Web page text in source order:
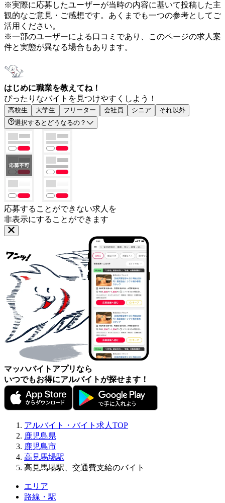
※実際に応募したユーザーが当時の内容に基いて投稿した主
観的なご意見・ご感想です。あくまでも一つの参考としてご
活用ください。
※一部のユーザーによる口コミであり、このページの求人案
件と実態が異なる場合もあります。
はじめに職業を教えてね！
ぴったりなバイトを見つけやすくしよう！
高校生 大学生 フリーター 会社員 シニア
それ以外
選択するとどうなるの？
応募することができない求人を
非表示にすることができます
マッハバイトアプリなら
いつでもお得にアルバイトが探せます！
アルバイト・バイト求人TOP
鹿児島県
鹿児島市
高見馬場駅
高見馬場駅、交通費支給のバイト
エリア
路線・駅